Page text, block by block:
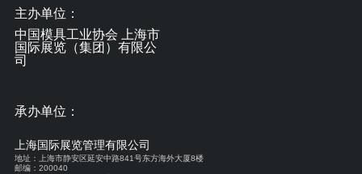
主办单位：
中国模具工业协会 上海市
国际展览（集团）有限公
司
承办单位：
上海国际展览管理有限公司
地址：上海市静安区延安中路841号东方海外大厦8楼
邮编：200040